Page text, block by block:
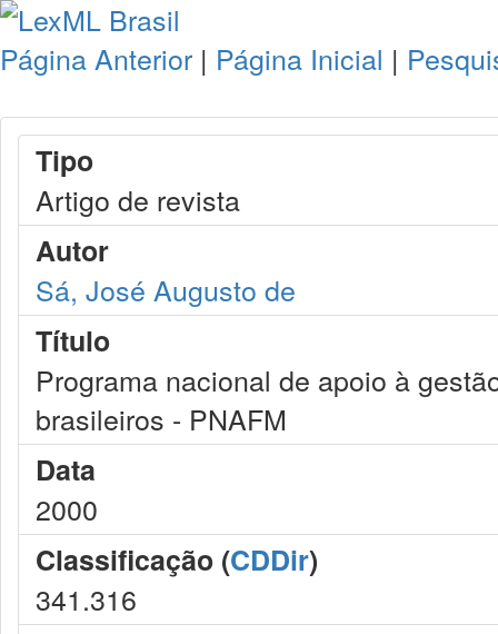
Página Anterior | Página Inicial |
Tipo
Artigo de revista
Autor
Sá, José Augusto de
Título
Programa nacional de apoio à
brasileiros - PNAFM
Data
2000
Classificação (CDDir)
341.316